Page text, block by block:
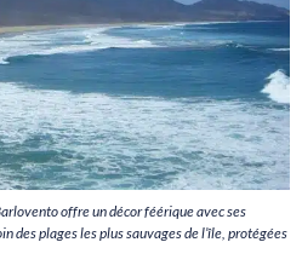
offre un décor féérique avec ses
des plages les plus sauvages de l’île, protégées